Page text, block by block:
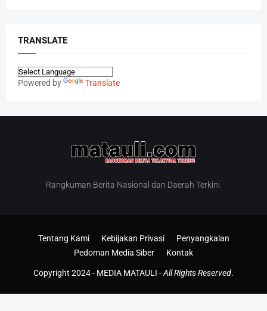
TRANSLATE
Powered by Translate
Rangkuman Berita Nasional dan Daerah Terkini.
Copyright 2024 - MEDIA MATAULI -All Rights Reserved.
Tentang Kami Kebijakan Privasi
Penyangkalan
Pedoman Media Siber
Kontak